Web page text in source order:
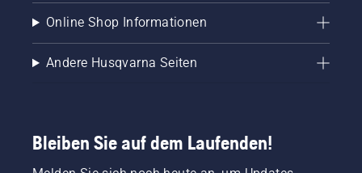
Online Shop Informationen
Andere Husqvarna Seiten
Bleiben Sie auf dem Laufenden!